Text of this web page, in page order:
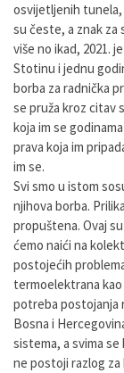
osvijetljenih tunela,
su česte, a znak za
više no ikad, 2021.
Stotinu i jednu
borba za radnička
se pruža kroz citav
koja im se
prava koja im
im se.
Svi smo u istom
njihova borba.
propuštena. Ovaj
ćemo naići na
postojećih
termoelektrana
potreba postojanja
Bosna i
sistema, a svima se
ne postoji razlog